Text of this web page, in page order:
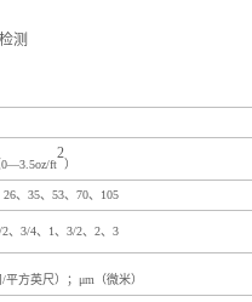
测
ft
2
）
、35、53、70、105
2、3/4、1、3/2、2、3
/平方英尺）；μm（微米）